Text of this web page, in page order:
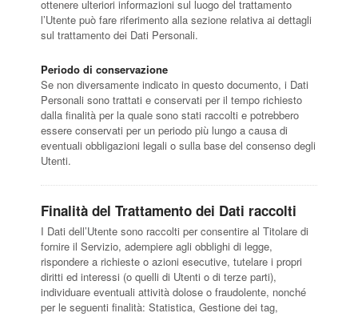
ottenere ulteriori informazioni sul luogo del trattamento
l’Utente può fare riferimento alla sezione relativa ai dettagli
sul trattamento dei Dati Personali.
Periodo di conservazione
Se non diversamente indicato in questo documento, i Dati
Personali sono trattati e conservati per il tempo richiesto
dalla finalità per la quale sono stati raccolti e potrebbero
essere conservati per un periodo più lungo a causa di
eventuali obbligazioni legali o sulla base del consenso degli
Utenti.
Finalità del Trattamento dei Dati raccolti
I Dati dell’Utente sono raccolti per consentire al Titolare di
fornire il Servizio, adempiere agli obblighi di legge,
rispondere a richieste o azioni esecutive, tutelare i propri
diritti ed interessi (o quelli di Utenti o di terze parti),
individuare eventuali attività dolose o fraudolente, nonché
per le seguenti finalità: Statistica, Gestione dei tag,